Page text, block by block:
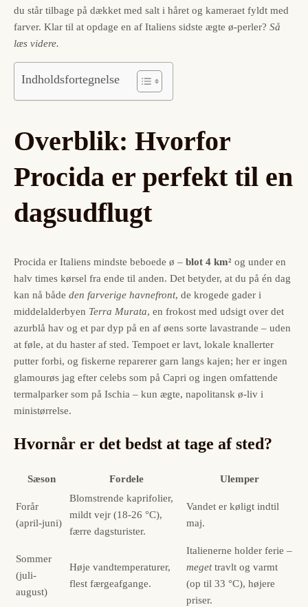
du står tilbage på dækket med salt i håret og kameraet fyldt med
farver. Klar til at opdage en af Italiens sidste ægte ø-perler? Så
læs videre.
Indholdsfortegnelse
Overblik: Hvorfor
Procida er perfekt til en
dagsudflugt
Procida er Italiens mindste beboede ø – blot 4 km² og under en
halv times kørsel fra ende til anden. Det betyder, at du på én dag
kan nå både den farverige havnefront, de krogede gader i
middelalderbyen Terra Murata, en frokost med udsigt over det
azurblå hav og et par dyp på en af øens sorte lavastrande – uden
at føle, at du haster af sted. Tempoet er lavt, lokale knallerter
putter forbi, og fiskerne reparerer garn langs kajen; her er ingen
glamourøs jag efter celebs som på Capri og ingen omfattende
termalparker som på Ischia – kun ægte, napolitansk ø-liv i
ministørrelse.
Hvornår er det bedst at tage af sted?
Sæson Fordele Ulemper
Forår
(april-juni)
Blomstrende kaprifolier,
mildt vejr (18-26 °C),
færre dagsturister.
Vandet er køligt indtil
maj.
Sommer
(juli-
august)
Høje vandtemperaturer,
flest færgeafgange.
Italienerne holder ferie –
megettravlt og varmt
(op til 33 °C), højere
priser.